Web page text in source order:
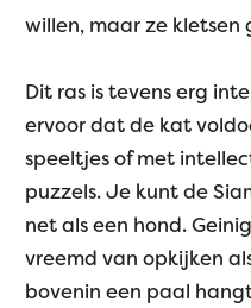
willen, maar ze kletsen
Dit ras is tevens erg
ervoor dat de kat
speeltjes of met
puzzels. Je kunt de
net als een hond.
vreemd van opkijken
bovenin een paal